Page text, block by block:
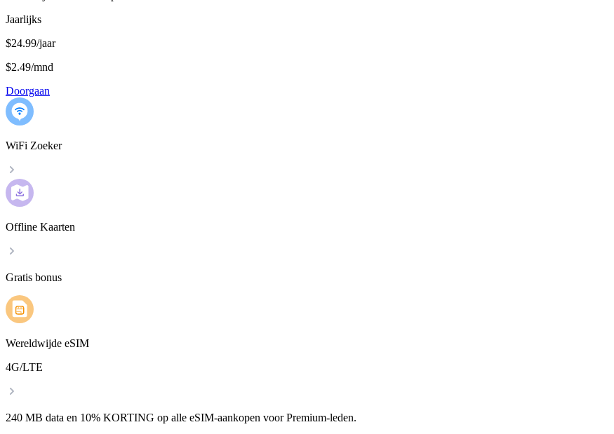
Jaarlijks
$24.99/jaar
$2.49/mnd
Doorgaan
WiFi Zoeker
Offline Kaarten
Gratis bonus
Wereldwijde eSIM
4G/LTE
240 MB data en 10% KORTING op alle eSIM-aankopen voor Premium-leden.